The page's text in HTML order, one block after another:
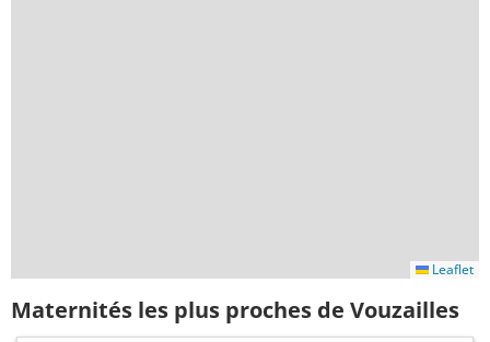
Leaflet
Maternités les plus proches de Vouzailles